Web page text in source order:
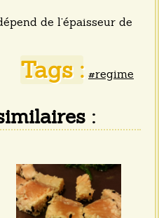
de l’épaisseur de
Tags : #regime
: